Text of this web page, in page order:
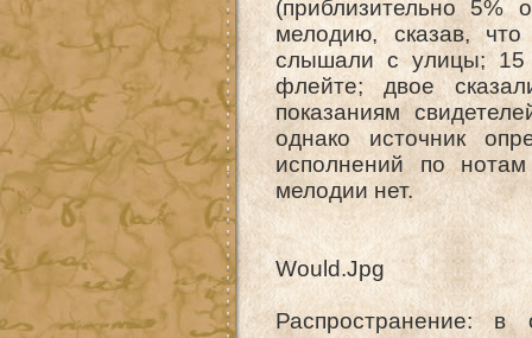
(приблизительно 5%
мелодию, сказав,
слышали с улицы; 15
флейте; двое
показаниям
однако источник
исполнений по
мелодии нет.
Would.Jpg
Распространение: в